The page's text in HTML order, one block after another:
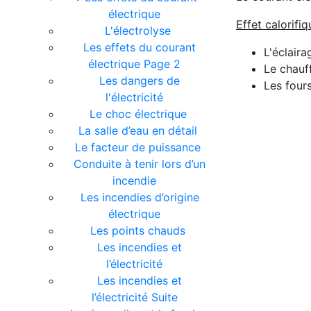
électrique
L'électrolyse
Les effets du courant
électrique Page 2
Les dangers de
l'électricité
Le choc électrique
La salle d’eau en détail
Le facteur de puissance
Conduite à tenir lors d’un
incendie
Les incendies d’origine
électrique
Les points chauds
Les incendies et
l’électricité
Les incendies et
l’électricité Suite
Effet
Le
Les